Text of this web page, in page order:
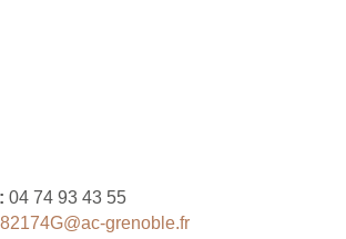
04 74 93 43 55
grenoble.fr